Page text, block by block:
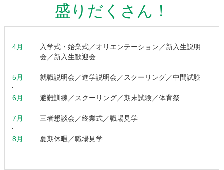
盛りだくさん！
4月
入学式・始業式／オリエンテーション／新入生説明
会／新入生歓迎会
5月 就職説明会／進学説明会／スクーリング／中間試験
6月 避難訓練／スクーリング／期末試験／体育祭
7月 三者懇談会／終業式／職場見学
8月 夏期休暇／職場見学